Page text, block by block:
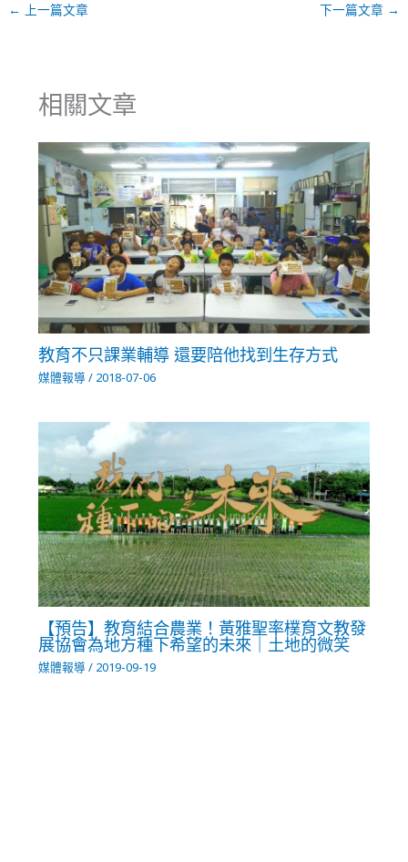
← 上一篇文章 下一篇文章 →
相關文章
教育不只課業輔導 還要陪他找到生存方式
媒體報導/ 2018-07-06
【預告】教育結合農業！黃雅聖率樸育文教發
展協會為地方種下希望的未來｜土地的微笑
媒體報導/ 2019-09-19